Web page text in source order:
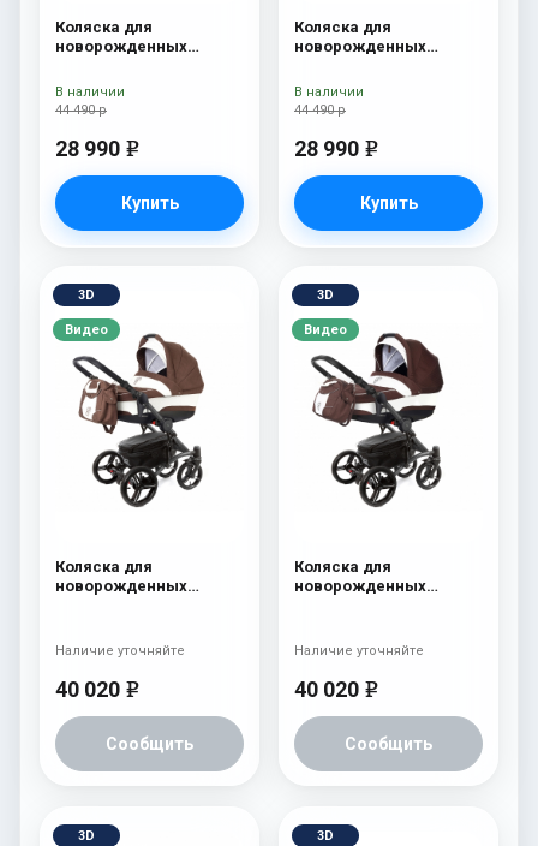
Коляска для
новорожденных
44 490 р
28 990 e
Купить
В наличии
Коляска для
новорожденных
44 490 р
28 990 e
Купить
В наличии
3D
Видео
Коляска для
новорожденных
40 020 e
Сообщить
Наличие уточняйте
3D
Видео
Коляска для
новорожденных
40 020 e
Сообщить
Наличие уточняйте
3D 3D